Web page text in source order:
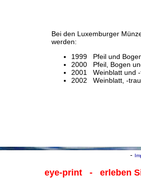
Bei den Luxemburger
werden:
1999 Pfeil und
2000 Pfeil, Bogen
2001 Weinblatt und
2002 Weinblatt, -
-
eye-print- erleben